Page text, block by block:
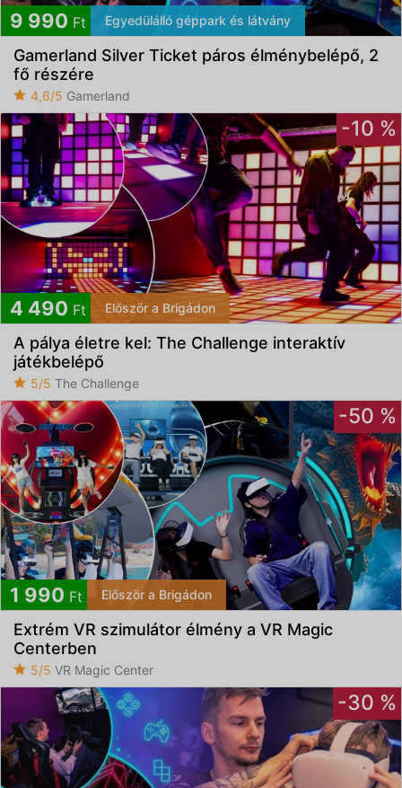
Feliratkozom
Elfogadom azÁSZF-et és az Adatvédelmi
9 990 Ft Egyedülálló géppark és látvány
Gamerland Silver Ticket páros élménybelépő, 2
fő részére
4,6/5 Gamerland
-10 %
4 490 Ft Először a Brigádon
A pálya életre kel: The Challenge interaktív
játékbelépő
5/5 The Challenge
-50 %
1 990 Ft Először a Brigádon
Extrém VR szimulátor élmény a VR Magic
Centerben
5/5 VR Magic Center
-30 %